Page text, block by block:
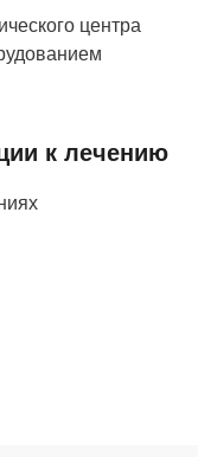
центра
к лечению